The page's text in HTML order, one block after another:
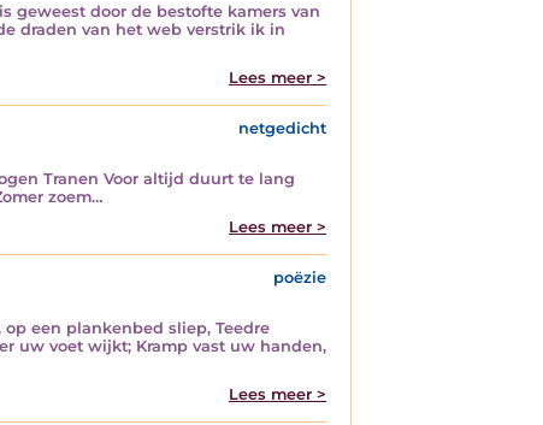
geweest door de bestofte kamers van
draden van het web verstrik ik in
Lees meer >
netgedicht
Tranen Voor altijd duurt te lang
zoem…
Lees meer >
poëzie
een plankenbed sliep, Teedre
uw voet wijkt; Kramp vast uw handen,
Lees meer >